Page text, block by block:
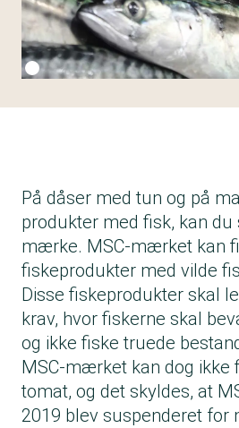
Fotokredit:
Getty Images
På dåser med tun og på
produkter med fisk, kan du
mærke. MSC-mærket kan
fiskeprodukter med vilde
Disse fiskeprodukter skal
krav, hvor fiskerne skal
og ikke fiske truede
MSC-mærket kan dog ikke
tomat, og det skyldes, at
2019 blev suspenderet for